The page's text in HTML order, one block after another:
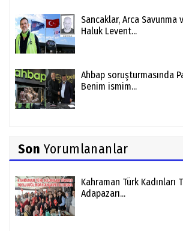
Sancaklar, Arca Savunma
Haluk Levent...
Ahbap soruşturmasında
Benim ismim...
Son Yorumlananlar
Kahraman Türk
Adapazarı...